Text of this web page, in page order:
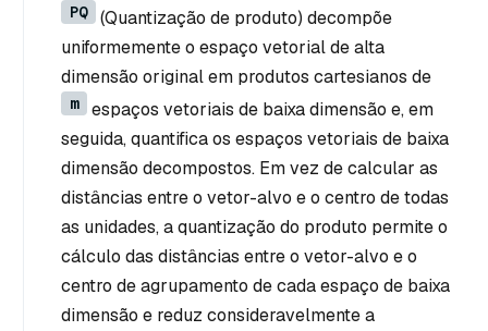
PQ
(Quantização de produto) decompõe
uniformemente o espaço vetorial de alta
dimensão original em produtos cartesianos de
m
espaços vetoriais de baixa dimensão e, em
seguida, quantifica os espaços vetoriais de baixa
dimensão decompostos. Em vez de calcular as
distâncias entre o vetor-alvo e o centro de todas
as unidades, a quantização do produto permite o
cálculo das distâncias entre o vetor-alvo e o
centro de agrupamento de cada espaço de baixa
dimensão e reduz consideravelmente a